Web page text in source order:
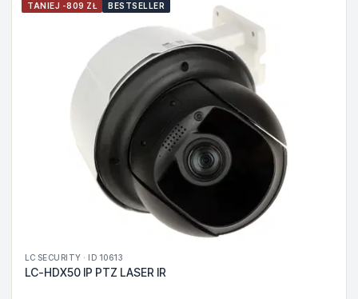
TANIEJ -809 ZŁ BESTSELLER
LC SECURITY · ID 10613
LC-HDX50 IP PTZ LASER IR